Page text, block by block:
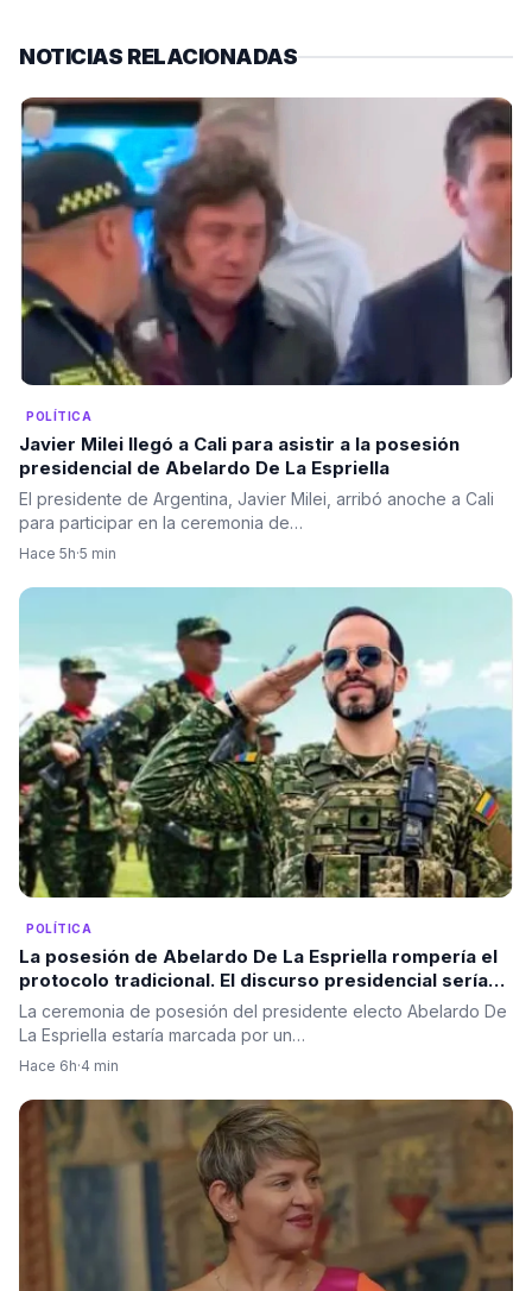
NOTICIAS RELACIONADAS
POLÍTICA
Javier Milei llegó a Cali para asistir a la posesión
presidencial de Abelardo De La Espriella
El presidente de Argentina, Javier Milei, arribó anoche a Cali
para participar en la ceremonia de…
Hace 5h·5 min
POLÍTICA
La posesión de Abelardo De La Espriella rompería el
protocolo tradicional. El discurso presidencial sería
ante las Fuerzas Militares, no ante el Congreso.
La ceremonia de posesión del presidente electo Abelardo De
La Espriella estaría marcada por un…
Hace 6h·4 min